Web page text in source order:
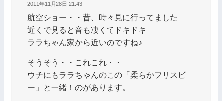
2011年11月28日 21:43
航空ショー・・昔、時々見に行ってました
近くで見ると音も凄くてドキドキ
ララちゃん家から近いのですね♪
そうそう・・これこれ・・
ウチにもララちゃんのこの「柔らかフリスビ
ー」と一緒！のがあります。